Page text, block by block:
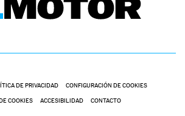
DE PRIVACIDAD CONFIGURACIÓN DE COOKIES
COOKIES ACCESIBILIDAD CONTACTO